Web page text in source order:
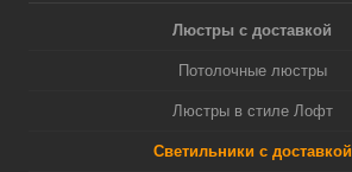
Люстры с доставкой
Потолочные люстры
Люстры в стиле Лофт
Светильники с доставкой